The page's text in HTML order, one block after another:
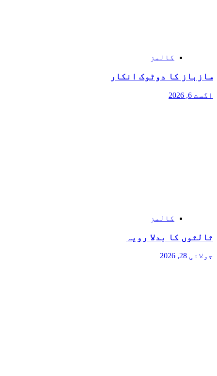
کالمز
سازباز کا دوٹوک انکار
اگست 6, 2026
کالمز
ثالثوں کا بدلا رویہ
جولائی 28, 2026